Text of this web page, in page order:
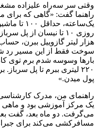
وقتی سر سه‌راه علیزاده
راهنما گفت: «گاهی که برای
یک‌ساعته،
روزی ۱۰ تا نیسان از
هزار لیتر گازوییل ببرن،
سوخت فقط از این مسیر رد
بار‌ها وسوسه شدم برم توی
پول میدن.»
راهنمای من، مدرک
می‌گرفت. دو ماه بعد، گفت
مسافرکشی می‌کند برای جبران